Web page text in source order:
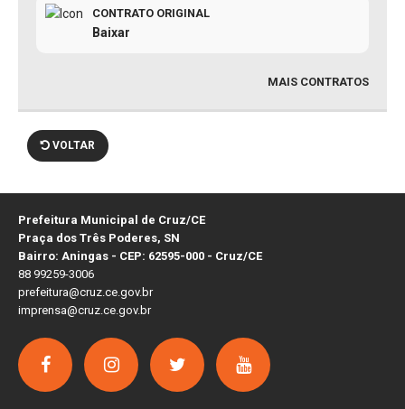
CONTRATO ORIGINAL
Baixar
MAIS CONTRATOS
VOLTAR
Prefeitura Municipal de Cruz/CE
Praça dos Três Poderes, SN
Bairro: Aningas - CEP: 62595-000 - Cruz/CE
88 99259-3006
prefeitura@cruz.ce.gov.br
imprensa@cruz.ce.gov.br